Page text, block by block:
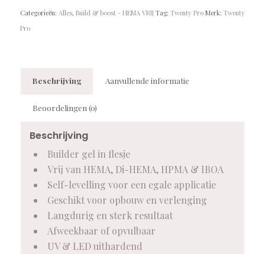
Categorieën: Alles, Build & boost - HEMA VRIJ Tag: Twenty Pro Merk: Twenty
Pro
Beschrijving Aanvullende informatie
Beoordelingen (0)
Beschrijving
Builder gel in flesje
Vrij van HEMA, Di-HEMA, HPMA & IBOA
Self-levelling voor een egale applicatie
Geschikt voor opbouw en verlenging
Langdurig en sterk resultaat
Afweekbaar of opvulbaar
UV & LED uithardend